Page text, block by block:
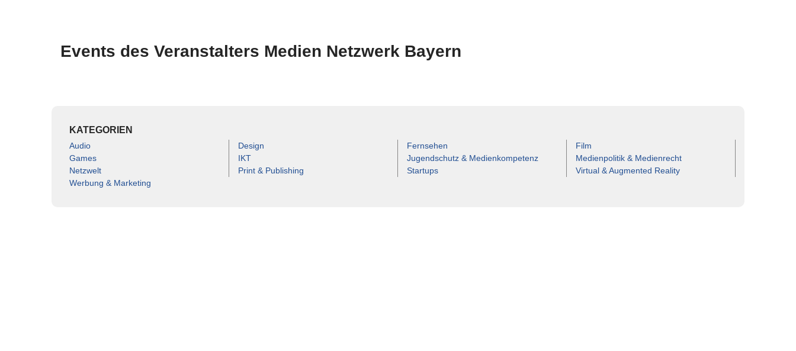
Events des Veranstalters Medien Netzwerk Bayern
KATEGORIEN
Audio Design Fernsehen
Film
Games
IKT Jugendschutz & Medienkompetenz
Medienpolitik & Medienrecht
Netzwelt
Print & Publishing Startups
Virtual & Augmented Reality
Werbung & Marketing